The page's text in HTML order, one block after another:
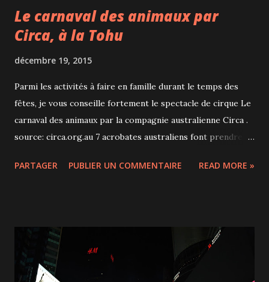
Le carnaval des animaux par
Circa, à la Tohu
décembre 19, 2015
Parmi les activités à faire en famille durant le temps des
fêtes, je vous conseille fortement le spectacle de cirque Le
carnaval des animaux par la compagnie australienne Circa .
source: circa.org.au 7 acrobates australiens font prendre
dinosaures ou encore des kangourous, le tout avec talent
Camille Saint-Saëns, la troupe mixe cirque, théâtre,
multimédia et musique avec un savoir-faire indéniable.
Leurs prouesses acrobatiques ont autant charmé notre fils
PARTAGER PUBLIER UN COMMENTAIRE READ MORE »